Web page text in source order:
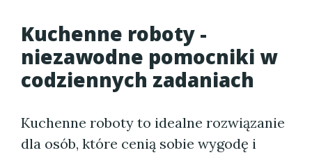
Kuchenne roboty -
niezawodne pomocniki w
codziennych zadaniach
Kuchenne roboty to idealne rozwiązanie
dla osób, które cenią sobie wygodę i